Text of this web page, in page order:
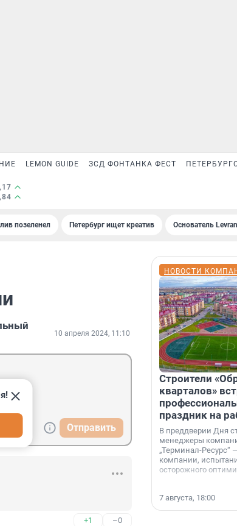
LEMON GUIDE ЗСД ФОНТАНКА ФЕСТ
позеленел Петербург ищет креатив Основатель
10 апреля 2024, 11:10
Отправить
+1 –0
НОВОСТИ
Строители
кварталов»
праздник на
В преддверии Дня
менеджеры
„Терминал-Ресурс“
компании,
осторожного
7 августа, 18:00